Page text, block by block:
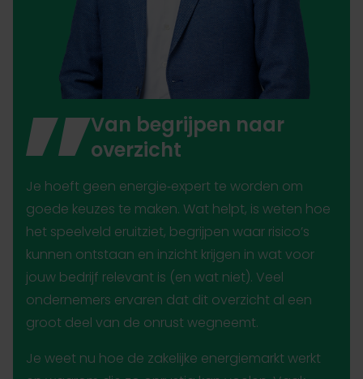
Van begrijpen naar
overzicht
Je hoeft geen energie‑expert te worden om
goede keuzes te maken. Wat helpt, is weten hoe
het speelveld eruitziet, begrijpen waar risico’s
kunnen ontstaan en inzicht krijgen in wat voor
jouw bedrijf relevant is (en wat niet). Veel
ondernemers ervaren dat dit overzicht al een
groot deel van de onrust wegneemt.
Je weet nu hoe de zakelijke energiemarkt werkt